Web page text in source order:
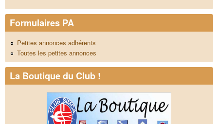
Formulaires PA
Petites annonces adhérents
Toutes les petites annonces
La Boutique du Club !